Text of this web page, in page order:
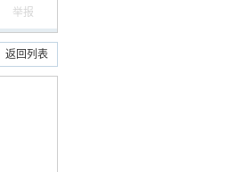
举报
返回列表